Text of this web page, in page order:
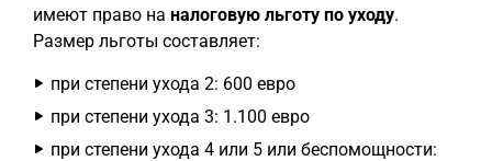
имеют право на налоговую льготу по уходу.
Размер льготы составляет:
при степени ухода 2: 600 евро
при степени ухода 3: 1.100 евро
при степени ухода 4 или 5 или беспомощности: